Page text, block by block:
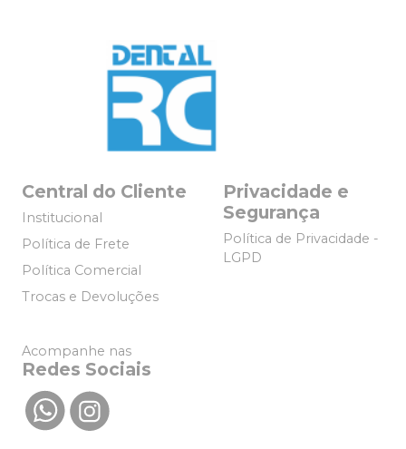
Central do Cliente
Institucional
Política de Frete
Política Comercial
Trocas e Devoluções
Privacidade e
Segurança
Política de Privacidade -
LGPD
Acompanhe nas
Redes Sociais